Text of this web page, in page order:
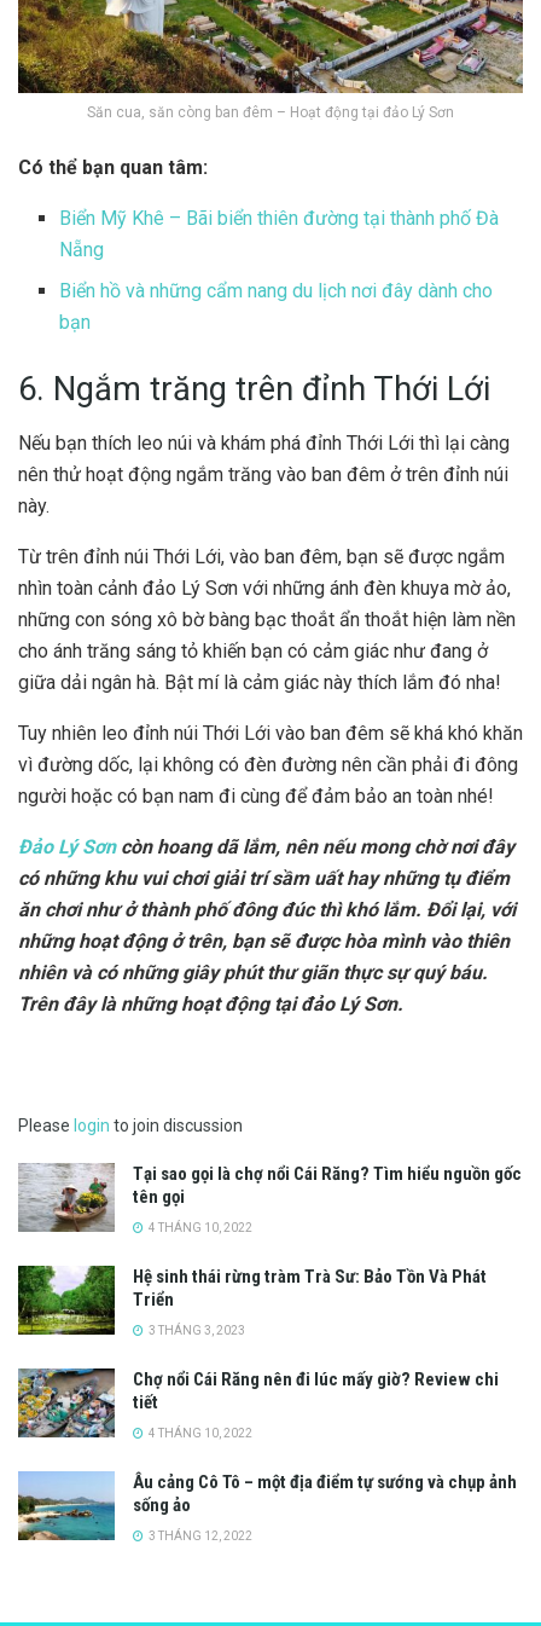
Săn cua, săn còng ban đêm – Hoạt động tại đảo Lý Sơn
Có thể bạn quan tâm:
Biển Mỹ Khê – Bãi biển thiên đường tại thành phố Đà
Nẵng
Biển hồ và những cẩm nang du lịch nơi đây dành cho
bạn
6. Ngắm trăng trên đỉnh Thới Lới
Nếu bạn thích leo núi và khám phá đỉnh Thới Lới thì lại càng
nên thử hoạt động ngắm trăng vào ban đêm ở trên đỉnh núi
này.
Từ trên đỉnh núi Thới Lới, vào ban đêm, bạn sẽ được ngắm
nhìn toàn cảnh đảo Lý Sơn với những ánh đèn khuya mờ ảo,
những con sóng xô bờ bàng bạc thoắt ẩn thoắt hiện làm nền
cho ánh trăng sáng tỏ khiến bạn có cảm giác như đang ở
giữa dải ngân hà. Bật mí là cảm giác này thích lắm đó nha!
Tuy nhiên leo đỉnh núi Thới Lới vào ban đêm sẽ khá khó khăn
vì đường dốc, lại không có đèn đường nên cần phải đi đông
người hoặc có bạn nam đi cùng để đảm bảo an toàn nhé!
Đảo Lý Sơncòn hoang dã lắm, nên nếu mong chờ nơi đây
có những khu vui chơi giải trí sầm uất hay những tụ điểm
ăn chơi như ở thành phố đông đúc thì khó lắm. Đổi lại, với
những hoạt động ở trên, bạn sẽ được hòa mình vào thiên
nhiên và có những giây phút thư giãn thực sự quý báu.
Trên đây là những hoạt động tại đảo Lý Sơn.
Please login to join discussion
Tại sao gọi là chợ nổi Cái Răng? Tìm hiểu nguồn gốc
tên gọi
4 THÁNG 10, 2022
Hệ sinh thái rừng tràm Trà Sư: Bảo Tồn Và Phát
Triển
3 THÁNG 3, 2023
Chợ nổi Cái Răng nên đi lúc mấy giờ? Review chi
tiết
4 THÁNG 10, 2022
Âu cảng Cô Tô – một địa điểm tự sướng và chụp ảnh
sống ảo
3 THÁNG 12, 2022